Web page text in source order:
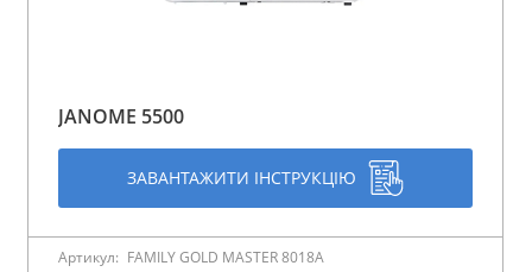
JANOME 5500
ЗАВАНТАЖИТИ ІНСТРУКЦІЮ
Артикул: FAMILY GOLD MASTER 8018A